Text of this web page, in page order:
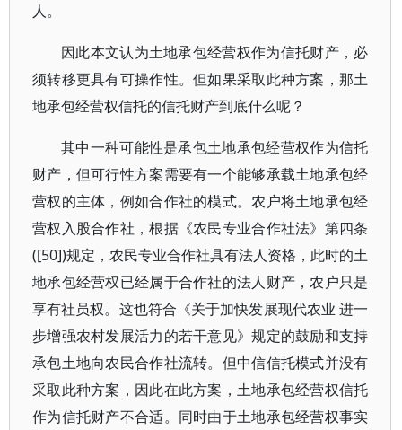
人。
因此本文认为土地承包经营权作为信托财产，必
须转移更具有可操作性。但如果采取此种方案，那土
地承包经营权信托的信托财产到底什么呢？
其中一种可能性是承包土地承包经营权作为信托
财产，但可行性方案需要有一个能够承载土地承包经
营权的主体，例如合作社的模式。农户将土地承包经
营权入股合作社，根据《农民专业合作社法》第四条
([50])规定，农民专业合作社具有法人资格，此时的土
地承包经营权已经属于合作社的法人财产，农户只是
享有社员权。这也符合《关于加快发展现代农业 进一
步增强农村发展活力的若干意见》规定的鼓励和支持
承包土地向农民合作社流转。但中信信托模式并没有
采取此种方案，因此在此方案，土地承包经营权信托
作为信托财产不合适。同时由于土地承包经营权事实